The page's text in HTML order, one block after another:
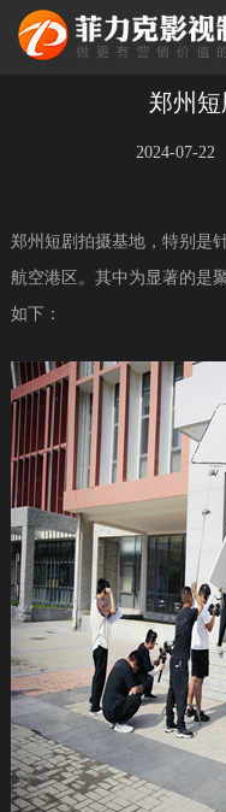
郑州
2024-07-
郑州短剧拍摄基地，特别是
航空港区。其中为显著的是
如下：